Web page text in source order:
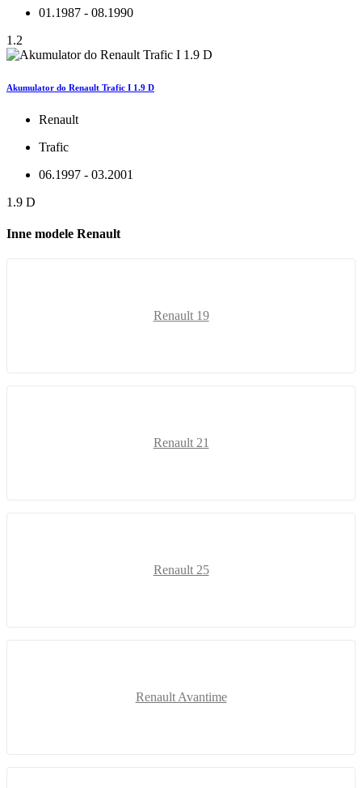
01.1987 - 08.1990
1.2
Akumulator do Renault Trafic I 1.9 D
Renault
Trafic
06.1997 - 03.2001
1.9 D
Inne modele Renault
Renault 19
Renault 21
Renault 25
Renault Avantime